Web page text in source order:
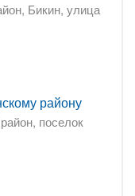
Бикин, улица
району
поселок